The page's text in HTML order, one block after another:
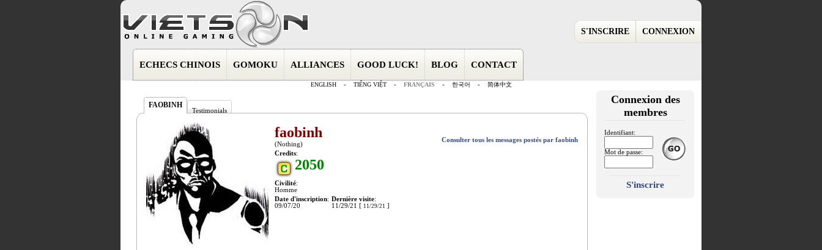
S'INSCRIRE CONNEXION
ECHECS CHINOIS GOMOKU ALLIANCES GOOD LUCK! BLOG CONTACT
ENGLISH- TIẾNG VIỆT- FRANÇAIS - 한국어 - 简体中文
FAOBINH
Testimonials
faobinh
(Nothing)
Credits:
2050
Civilité:
Homme
Date d'inscription:
09/07/20
Dernière visite:
11/29/21 [ 11/29/21 ]
Consulter tous les messages postés par faobinh
Connexion des
membres
Identifiant:
Mot de passe:
S'inscrire